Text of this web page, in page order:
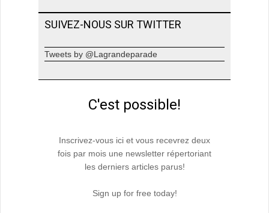
SUIVEZ-NOUS SUR TWITTER
Tweets by @Lagrandeparade
C'est possible!
Inscrivez-vous ici et vous recevrez deux
fois par mois une newsletter répertoriant
les derniers articles parus!
Sign up for free today!